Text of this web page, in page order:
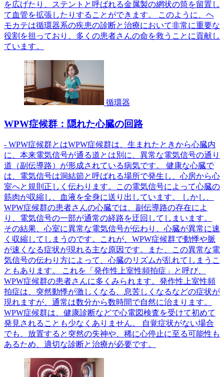
を広げたり、ステントと呼ばれる金属製の網状の筒を留置し
て血管を拡張したりすることができます。 このように、ヘ
モカテは循環器系の疾患の診断と治療において非常に重要な
役割を担っており、多くの患者さんの命を救うことに貢献し
ています。
循環器
WPW症候群：隠れた心臓の回路
- WPW症候群とはWPW症候群は、生まれたときから心臓内
に、本来電気信号が通る道とは別に、異常な電気信号の通り
道（副伝導路）が形成されている病気です。 健康な心臓で
は、電気信号は洞結節と呼ばれる場所で発生し、心房から心
室へと規則正しく伝わります。この電気信号によって心臓の
筋肉が収縮し、血液を全身に送り出しています。 しかし、
WPW症候群の患者さんの心臓では、副伝導路の存在によ
り、電気信号の一部が通常の経路を迂回してしまいます。
その結果、心室に異常な電気信号が伝わり、心臓が異常に速
く収縮してしまうのです。これが、WPW症候群で動悸や脈
が速くなる症状が現れる主な原因です。また、この異常な電
気信号の伝わり方によって、心臓のリズムが乱れてしまうこ
ともあります。 これを「発作性上室性頻拍症」と呼び、
WPW症候群の患者さんに多くみられます。発作性上室性頻
拍症は、突然動悸が激しくなる、息苦しくなるなどの症状が
現れますが、通常は数分から数時間で自然に治まります。
WPW症候群は、健康診断などで心電図検査を受けて初めて
発見されることも少なくありません。 自覚症状がない場合
でも、放置すると突然の失神や、稀に心停止に至る可能性も
あるため、適切な診断と治療が必要です。